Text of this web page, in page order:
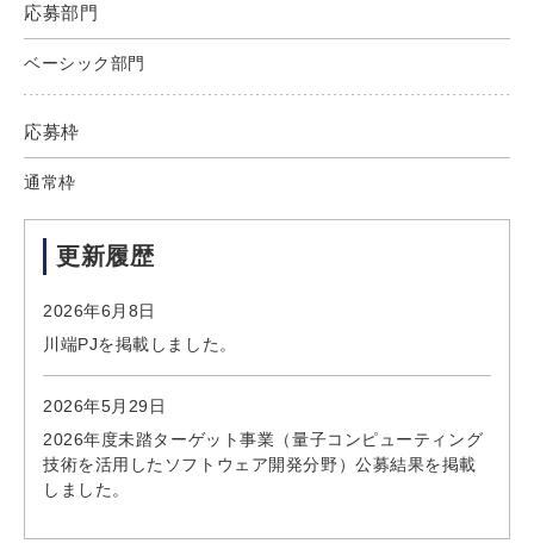
応募部門
ベーシック部門
応募枠
通常枠
更新履歴
2026年6月8日
川端PJを掲載しました。
2026年5月29日
2026年度未踏ターゲット事業（量子コンピューティング
技術を活用したソフトウェア開発分野）公募結果を掲載
しました。